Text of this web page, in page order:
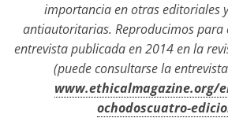
importancia en otras editoriales
antiautoritarias. Reproducimos para
entrevista publicada en 2014 en la
(puede consultarse la
www.ethicalmagazine.org/
ochodoscuatro-